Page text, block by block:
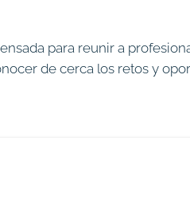
para reunir a
de cerca los retos y